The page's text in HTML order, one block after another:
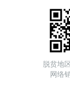
脱贫地
网络